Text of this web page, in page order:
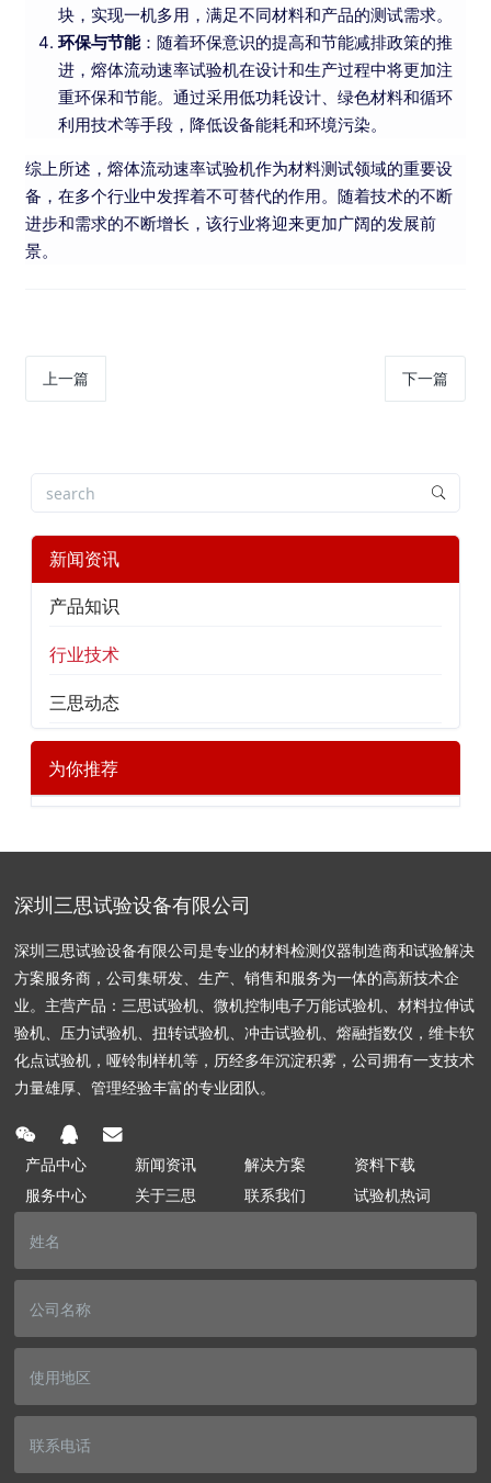
块，实现一机多用，满足不同材料和产品的测试需求。
环保与节能：随着环保意识的提高和节能减排政策的推
进，熔体流动速率试验机在设计和生产过程中将更加注
重环保和节能。通过采用低功耗设计、绿色材料和循环
利用技术等手段，降低设备能耗和环境污染。
综上所述，熔体流动速率试验机作为材料测试领域的重要设
备，在多个行业中发挥着不可替代的作用。随着技术的不断
进步和需求的不断增长，该行业将迎来更加广阔的发展前
景。
上一篇 下一篇
新闻资讯
产品知识
行业技术
三思动态
为你推荐
深圳三思试验设备有限公司
深圳三思试验设备有限公司是专业的材料检测仪器制造商和试验解决
方案服务商，公司集研发、生产、销售和服务为一体的高新技术企
业。主营产品：三思试验机、微机控制电子万能试验机、材料拉伸试
验机、压力试验机、扭转试验机、冲击试验机、熔融指数仪，维卡软
化点试验机，哑铃制样机等，历经多年沉淀积雾，公司拥有一支技术
力量雄厚、管理经验丰富的专业团队。
产品中心 新闻资讯 解决方案
资料下载
服务中心
关于三思 联系我们 试验机热词